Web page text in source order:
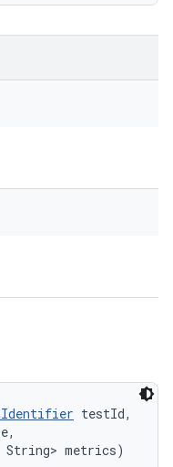
testId,
String> metrics)